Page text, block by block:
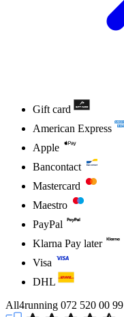
Gift card
American Express
Apple
Bancontact
Mastercard
Maestro
PayPal
Klarna Pay later
Visa
DHL
All4running 072 520 00 99